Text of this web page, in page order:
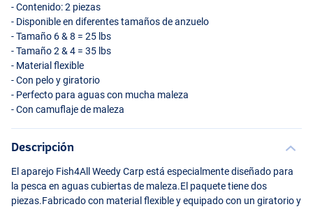
- Contenido: 2 piezas
- Disponible en diferentes tamaños de anzuelo
- Tamaño 6 & 8 = 25 lbs
- Tamaño 2 & 4 = 35 lbs
- Material flexible
- Con pelo y giratorio
- Perfecto para aguas con mucha maleza
- Con camuflaje de maleza
Descripción
El aparejo Fish4All Weedy Carp está especialmente diseñado para
la pesca en aguas cubiertas de maleza.El paquete tiene dos
piezas.Fabricado con material flexible y equipado con un giratorio y